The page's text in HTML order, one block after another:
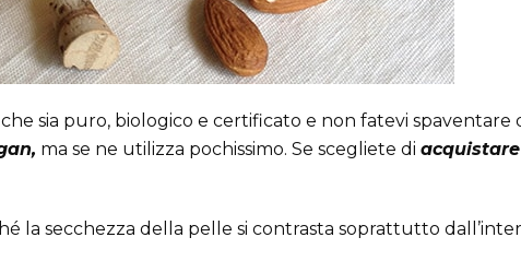
sia puro, biologico e certificato e non fatevi spaventare
ma se ne utilizza pochissimo. Se scegliete di
la secchezza della pelle si contrasta soprattutto